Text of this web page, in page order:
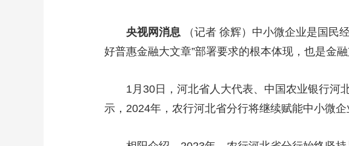
央视网消息
（记者 徐辉）中小微企业是国民
好普惠金融大文章”部署要求的根本体现，也是金
1月30日，河北省人大代表、中国农业银行河北
示，2024年，农行河北省分行将继续赋能中小微